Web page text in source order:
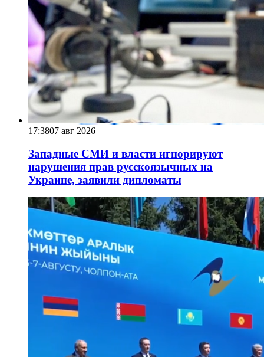
17:3807 авг 2026
Западные СМИ и власти игнорируют
нарушения прав русскоязычных на
Украине, заявили дипломаты